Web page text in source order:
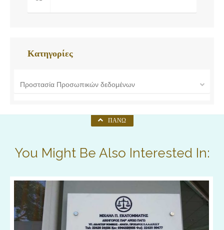
Κατηγορίες
Προστασία Προσωπικών δεδομένων
ΠΆΝΩ
You Might Be Also Interested In: